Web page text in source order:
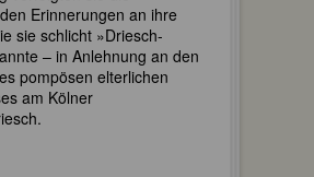
Erinnerungen an ihre
sie schlicht »Driesch-
– in Anlehnung an den
pompösen elterlichen
am Kölner